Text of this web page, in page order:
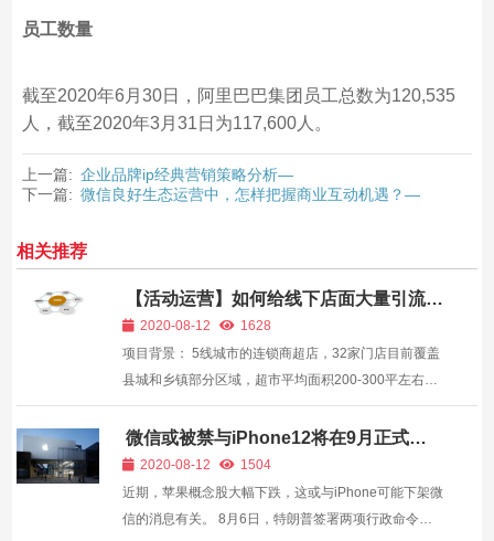
员工数量
截至2020年6月30日，阿里巴巴集团员工总数为120,535
人，截至2020年3月31日为117,600人。
上一篇: 企业品牌ip经典营销策略分析—
下一篇: 微信良好生态运营中，怎样把握商业互动机遇？—
相关推荐
【活动运营】如何给线下店面大量引流？
—2020-08-12
1628
项目背景： 5线城市的连锁商超店，32家门店目前覆盖
县城和乡镇部分区域，超市平均面积200-300平左右，
商超品牌成立3年，平时客流比较稳定 客户需求： 希望
能通过线上裂变社群，实现线上社群团购、线下门店到
店充值消费、新增用户到店这三个需求...
微信或被禁与iPhone12将在9月正式发
布，销量将成为关注点！—
2020-08-12
1504
近期，苹果概念股大幅下跌，这或与iPhone可能下架微
信的消息有关。 8月6日，特朗普签署两项行政命令，